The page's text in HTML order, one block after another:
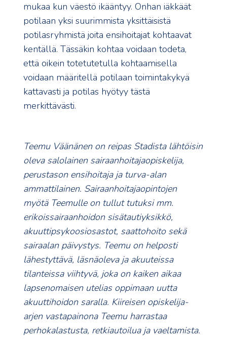
mukaa kun väestö ikääntyy. Onhan iäkkäät
potilaan yksi suurimmista yksittäisistä
potilasryhmistä joita ensihoitajat kohtaavat
kentällä. Tässäkin kohtaa voidaan todeta,
että oikein totetutetulla kohtaamisella
voidaan määritellä potilaan toimintakykyä
kattavasti ja potilas hyötyy tästä
merkittävästi.
Teemu Väänänen on reipas Stadista lähtöisin
oleva salolainen sairaanhoitajaopiskelija,
perustason ensihoitaja ja turva-alan
ammattilainen. Sairaanhoitajaopintojen
myötä Teemulle on tullut tutuksi mm.
erikoissairaanhoidon sisätautiyksikkö,
akuuttipsykoosiosastot, saattohoito sekä
sairaalan päivystys. Teemu on helposti
lähestyttävä, läsnäoleva ja akuuteissa
tilanteissa viihtyvä, joka on kaiken aikaa
lapsenomaisen utelias oppimaan uutta
akuuttihoidon saralla. Kiireisen opiskelija-
arjen vastapainona Teemu harrastaa
perhokalastusta, retkiautoilua ja vaeltamista.